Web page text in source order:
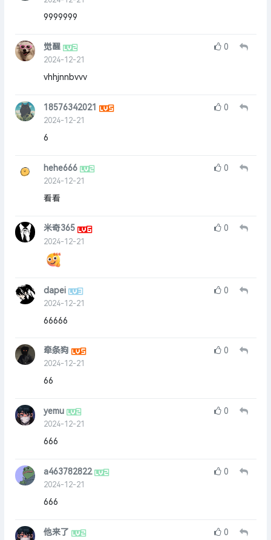
9999999
觉醒
2024-12-21
0
vhhjnnbvvv
18576342021
2024-12-21
0
6
hehe666
2024-12-21
0
看看
米奇365
2024-12-21
0
dapei
2024-12-21
0
66666
牵条狗
2024-12-21
0
66
yemu
2024-12-21
0
666
a463782822
2024-12-21
0
666
他来了 0